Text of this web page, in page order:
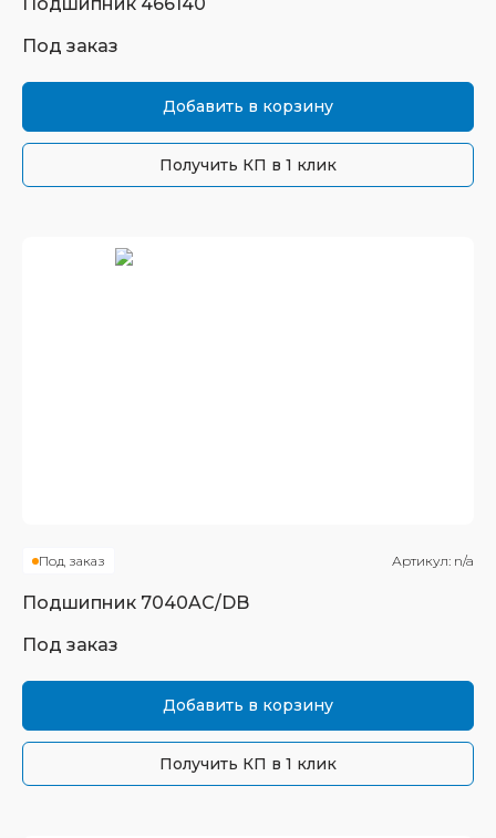
Под заказ
Добавить в корзину
Получить КП в 1 клик
Под заказ Артикул: n/a
Подшипник 7040AC/DB
Под заказ
Добавить в корзину
Получить КП в 1 клик